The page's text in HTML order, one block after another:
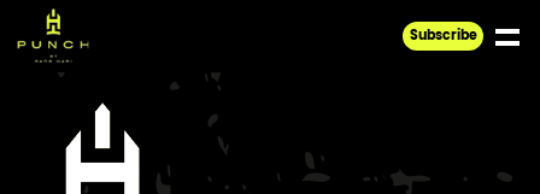
Skip to main content
Subscribe